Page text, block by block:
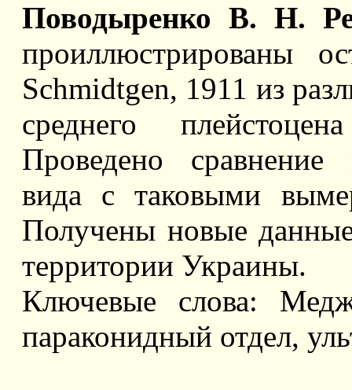
Поводыренко В. Н.
проиллюстрированы
Schmidtgen, 1911 из
среднего
Проведено сравнение
вида с таковыми
Получены новые
территории Украины.
Ключевые слова:
параконидный отдел,